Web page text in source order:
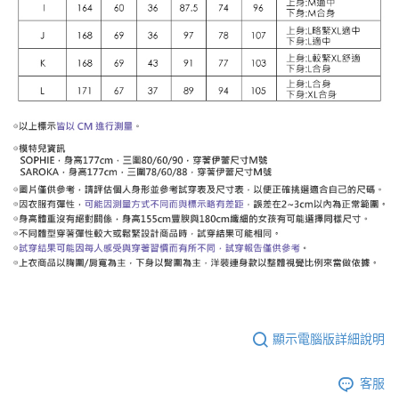
顯示電腦版詳細說明
客服